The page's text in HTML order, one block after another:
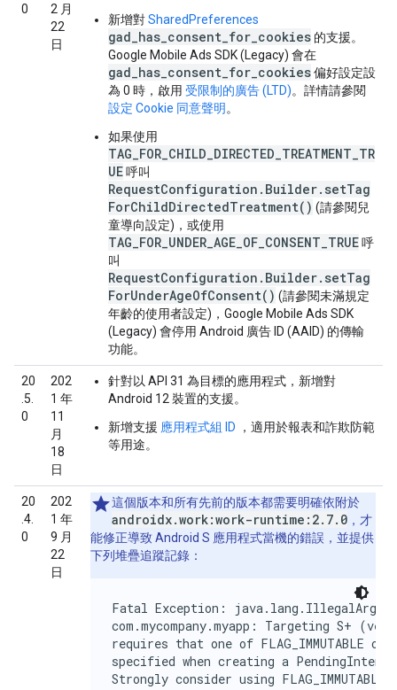
0
2 月
22
日
新增對SharedPreferences
gad_has_consent_for_cookies 的支援。
Google Mobile Ads SDK (Legacy) 會在
gad_has_consent_for_cookies偏好設定設
為 0 時，啟用 受限制的廣告 (LTD)。詳情請參閱
設定 Cookie 同意聲明 。
如果使用
TAG_FOR_CHILD_DIRECTED_TREATMENT_TR
UE呼叫
RequestConfiguration.Builder.setTag
ForChildDirectedTreatment() (請參閱兒
童導向設定)，或使用
TAG_FOR_UNDER_AGE_OF_CONSENT_TRUE呼
叫
RequestConfiguration.Builder.setTag
ForUnderAgeOfConsent() (請參閱未滿規定
年齡的使用者設定)， Google Mobile Ads SDK
(Legacy) 會停用 Android 廣告 ID (AAID) 的傳輸
功能。
20
.5.
0
202
1 年
11
月
18
日
針對以 API 31 為目標的應用程式，新增對
Android 12 裝置的支援。
新增支援 應用程式組 ID
，適用於報表和詐欺防範
等用途。
20
.4.
0
202
1 年
9 月
22
日
這個版本和所有先前的版本都需要明確依附於
androidx.work:work-runtime:2.7.0 ，才
能修正導致 Android S 應用程式當機的錯誤，並提供
下列堆疊追蹤記錄：
Fatal Exception:
com.mycompany.myapp: Targeting S+
requires that one of FLAG_IMMUTABLE or
specified when creating a PendingIntent.
Strongly consider using FLAG_IMMUTABLE,